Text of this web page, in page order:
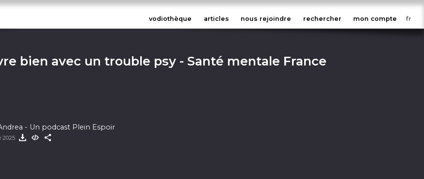
vodiothèque articles nous rejoindre rechercher mon compte
bien avec un trouble psy - Santé mentale France
- Un podcast Plein Espoir
2025